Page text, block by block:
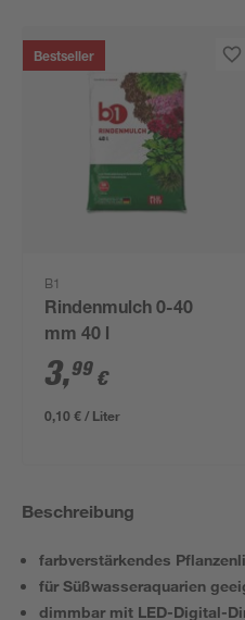
Bestseller
B1
Rindenmulch 0-40
mm 40 l
3,99 €
0,10 € / Liter
Beschreibung
farbverstärkendes
für Süßwasseraquarien
dimmbar mit LED-Digital-